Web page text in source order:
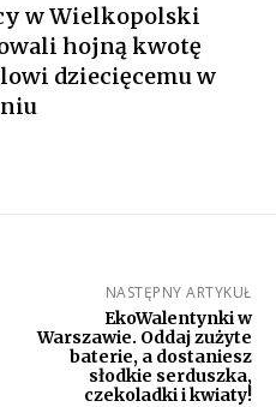
w Wielkopolski
hojną kwotę
dziecięcemu w
NASTĘPNY ARTYKUŁ
EkoWalentynki w
Warszawie. Oddaj zużyte
baterie, a dostaniesz
słodkie serduszka,
czekoladki i kwiaty!